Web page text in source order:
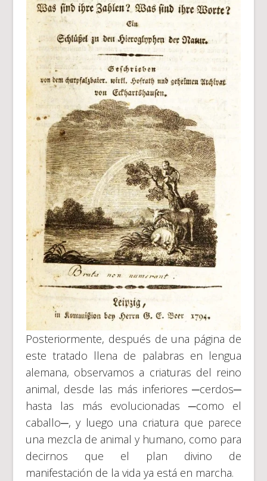
Posteriormente, después de una página de
este tratado llena de palabras en lengua
alemana, observamos a criaturas del reino
animal, desde las más inferiores ─cerdos─
hasta las más evolucionadas ─como el
caballo─, y luego una criatura que parece
una mezcla de animal y humano, como para
decirnos que el plan divino de
manifestación de la vida ya está en marcha.